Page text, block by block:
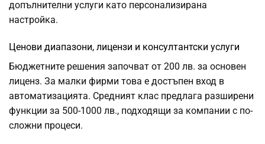
допълнителни услуги като персонализирана
настройка.
Ценови диапазони, лицензи и консултантски услуги
Бюджетните решения започват от 200 лв. за основен
лиценз. За малки фирми това е достъпен вход в
автоматизацията. Средният клас предлага разширени
функции за 500-1000 лв., подходящи за компании с по-
сложни процеси.